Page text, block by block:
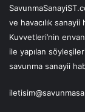
ve havacılık
Kuvvetleri’nin
ile yapılan
savunma sanayii